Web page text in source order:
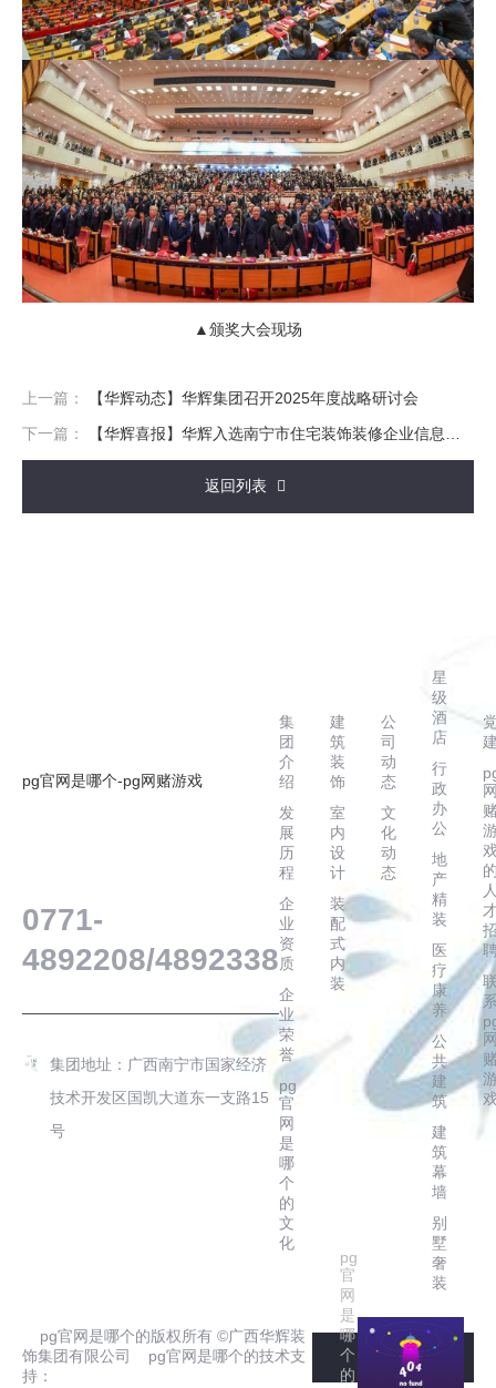
▲颁奖大会现场
上一篇：
【华辉动态】华辉集团召开2025年度战略研讨会
下一篇：
【华辉喜报】华辉入选南宁市住宅装饰装修企业信息名录（第一批）
返回列表
pg官网是哪个-pg网赌游戏
0771-
4892208/4892338
集团地址：广西南宁市国家经济
技术开发区国凯大道东一支路15
号
集
团
介
绍
发
展
历
程
企
业
资
质
企
业
荣
誉
pg
官
网
是
哪
个
的
文
化
建
筑
装
饰
室
内
设
计
装
配
式
内
装
公
司
动
态
文
化
动
态
星
级
酒
店
行
政
办
公
地
产
精
装
医
疗
康
养
公
共
建
筑
建
筑
幕
墙
别
墅
奢
装
pg官网是哪个的版权所有 ©广西华辉装
饰集团有限公司 pg官网是哪个的技术支
持：
pg
官
网
是
哪
个
的